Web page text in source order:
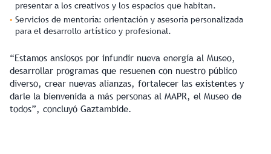
presentar a los creativos y los espacios que habitan.
Servicios de mentoría: orientación y asesoría personalizada
para el desarrollo artístico y profesional.
“Estamos ansiosos por infundir nueva energía al Museo,
desarrollar programas que resuenen con nuestro público
diverso, crear nuevas alianzas, fortalecer las existentes y
darle la bienvenida a más personas al MAPR, el Museo de
todos”, concluyó Gaztambide.